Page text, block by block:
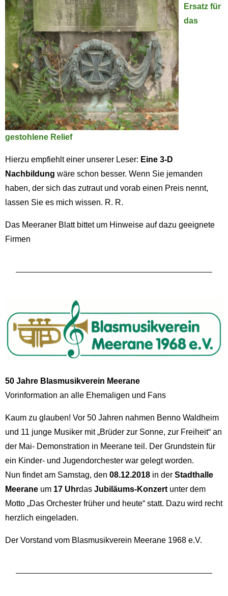
Ersatz für
das
gestohlene Relief
Hierzu empfiehlt einer unserer Leser: Eine 3-D
Nachbildung wäre schon besser. Wenn Sie jemanden
haben, der sich das zutraut und vorab einen Preis nennt,
lassen Sie es mich wissen. R. R.
Das Meeraner Blatt bittet um Hinweise auf dazu geeignete
Firmen
50 Jahre Blasmusikverein Meerane
Vorinformation an alle Ehemaligen und Fans
Kaum zu glauben! Vor 50 Jahren nahmen Benno Waldheim
und 11 junge Musiker mit „Brüder zur Sonne, zur Freiheit“ an
der Mai- Demonstration in Meerane teil. Der Grundstein für
ein Kinder- und Jugendorchester war gelegt worden.
Nun findet am Samstag, den 08.12.2018 in der Stadthalle
Meerane um 17 Uhrdas Jubiläums-Konzert unter dem
Motto „Das Orchester früher und heute“ statt. Dazu wird recht
herzlich eingeladen.
Der Vorstand vom Blasmusikverein Meerane 1968 e.V.